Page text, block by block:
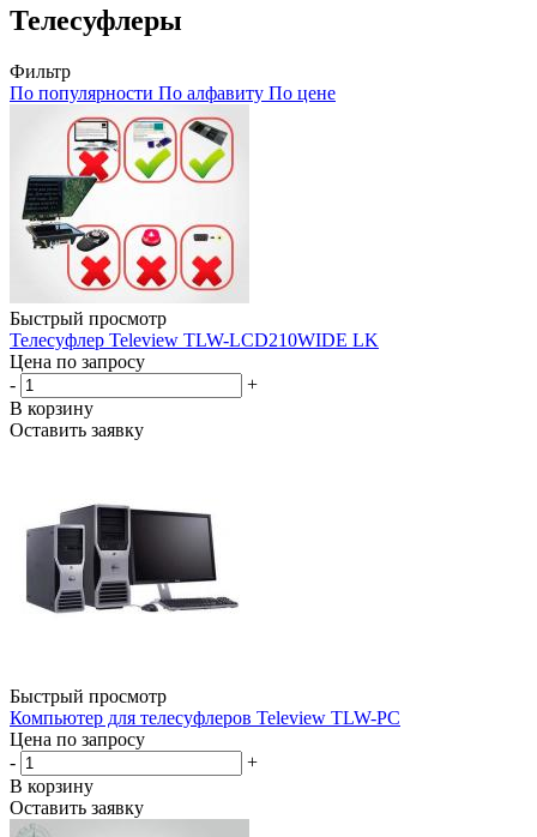
Телесуфлеры
Фильтр
По популярности По алфавиту По цене
Быстрый просмотр
Телесуфлер Teleview TLW-LCD210WIDE LK
Цена по запросу
-
+
В корзину
Оставить заявку
Быстрый просмотр
Компьютер для телесуфлеров Teleview TLW-PC
Цена по запросу
-
+
В корзину
Оставить заявку